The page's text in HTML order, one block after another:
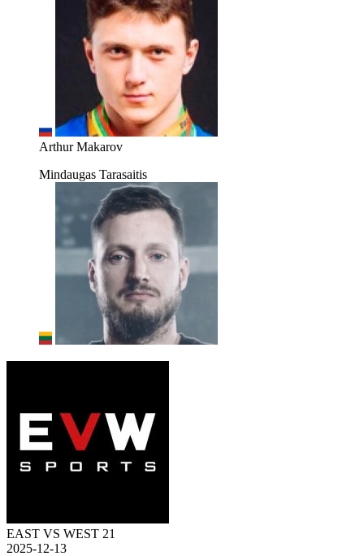
Arthur Makarov
Mindaugas Tarasaitis
EAST VS WEST 21
2025-12-13